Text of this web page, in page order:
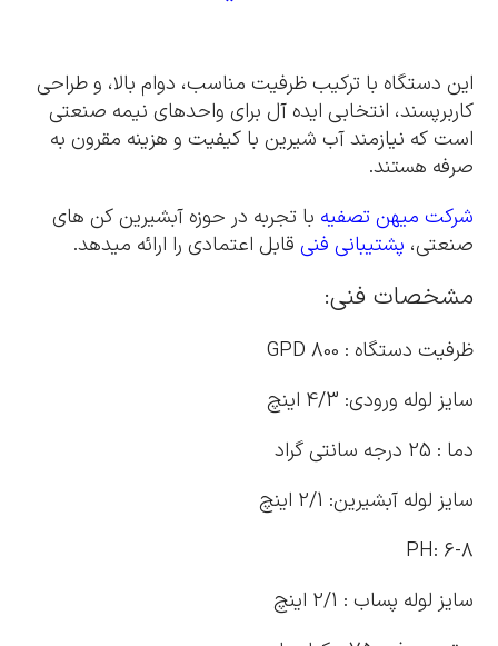
این دستگاه با ترکیب ظرفیت مناسب، دوام بالا، و طراحی
کاربرپسند، انتخابی ایده آل برای واحدهای نیمه صنعتی
است که نیازمند آب شیرین با کیفیت و هزینه مقرون به
صرفه هستند.
شرکت میهن تصفیه با تجربه در حوزه آبشیرین کن های
صنعتی، پشتیبانی فنی قابل اعتمادی را ارائه میدهد.
مشخصات فنی:
ظرفیت دستگاه : 800 GPD
سایز لوله ورودی: 4/3 اینچ
دما : 25 درجه سانتی گراد
سایز لوله آبشیرین: 2/1 اینچ
PH: 6-8
سایز لوله پساب : 2/1 اینچ